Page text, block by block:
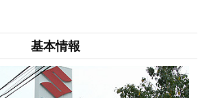
基本情報